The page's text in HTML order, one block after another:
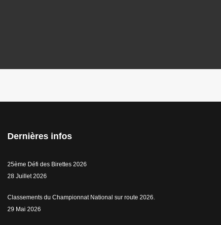
Dernières infos
25ème Défi des Birettes 2026
28 Juillet 2026
Classements du Championnat National sur route 2026.
29 Mai 2026